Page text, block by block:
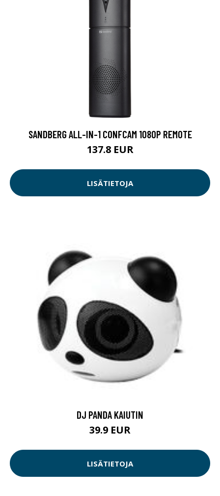
SANDBERG ALL-IN-1 CONFCAM 1080P REMOTE
137.8 EUR
LISÄTIETOJA
DJ PANDA KAIUTIN
39.9 EUR
LISÄTIETOJA